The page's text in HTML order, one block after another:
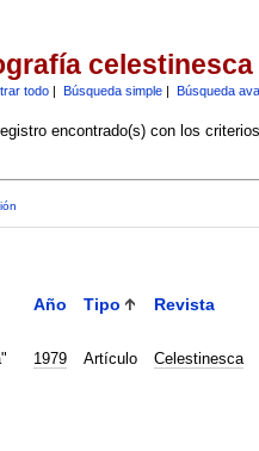
celestinesca
todo| Búsqueda simple| Búsqueda
encontrado(s) con los
Año Tipo Revista
1979 Artículo Celestinesca